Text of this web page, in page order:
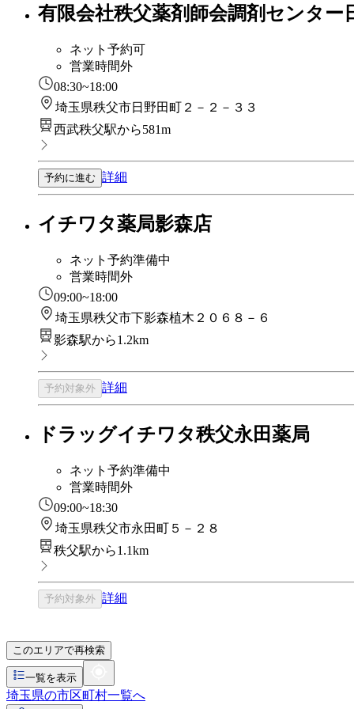
有限会社秩父薬剤師会調剤センター
ネット予約可
営業時間外
08:30~18:00
埼玉県秩父市日野田町２－２－３３
西武秩父駅から581m
予約に進む 詳細
イチワタ薬局影森店
ネット予約準備中
営業時間外
09:00~18:00
埼玉県秩父市下影森植木２０６８－６
影森駅から1.2km
予約対象外 詳細
ドラッグイチワタ秩父永田薬局
ネット予約準備中
営業時間外
09:00~18:30
埼玉県秩父市永田町５－２８
秩父駅から1.1km
予約対象外 詳細
このエリアで再検索
一覧を表示
埼玉県の市区町村一覧へ